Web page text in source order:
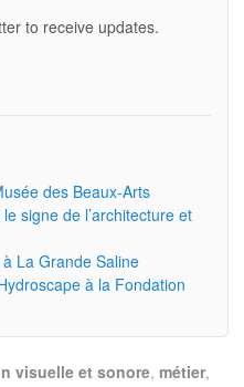
to receive updates.
des Beaux-Arts
signe de l’architecture et
La Grande Saline
à la Fondation
visuelle et sonore, métier,